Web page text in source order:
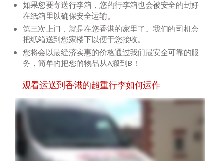
如果您要寄送行李箱，您的行李箱也会被安全的封好
在纸箱里以确保安全运输。
第三次上门，就是在您香港的家里了。我们的司机会
把纸箱送到您家楼下以便于您接收。
您将会以最经济实惠的价格通过我们最安全可靠的服
务，简单的把您的物品从A搬到B！
观看运送到香港的超重行李如何运作：